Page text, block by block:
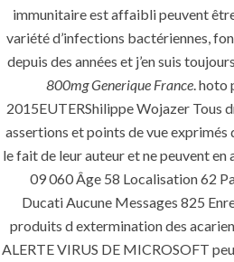
immunitaire est affaibli peuvent
variété d’infections bactériennes,
depuis des années et j’en suis
800mg Generique France. hoto
2015EUTERShilippe Wojazer Tous
assertions et points de vue exprimés
le fait de leur auteur et ne peuvent en
09 060 Âge 58 Localisation 62
Ducati Aucune Messages 825
produits d extermination des
ALERTE VIRUS DE MICROSOFT
+966 59 343 2854
info@pioneer-ksa.com
www.pioneer-ksa.com
U.A.E
221 B, Amberjem
Ajman- UAE